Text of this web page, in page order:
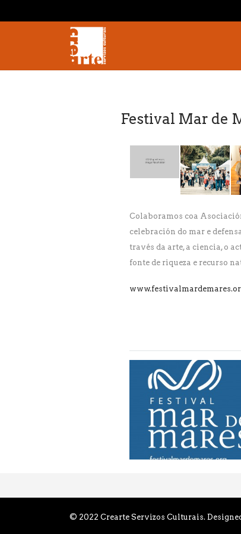
Festival Mar de
Colaboramos coa
celebración do mar e
través da arte, a ciencia, o
fonte de riqueza e recurso
© 2022 Crearte Servizos Culturais.